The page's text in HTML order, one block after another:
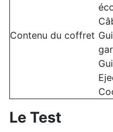
Contenu du coffret
Le Test